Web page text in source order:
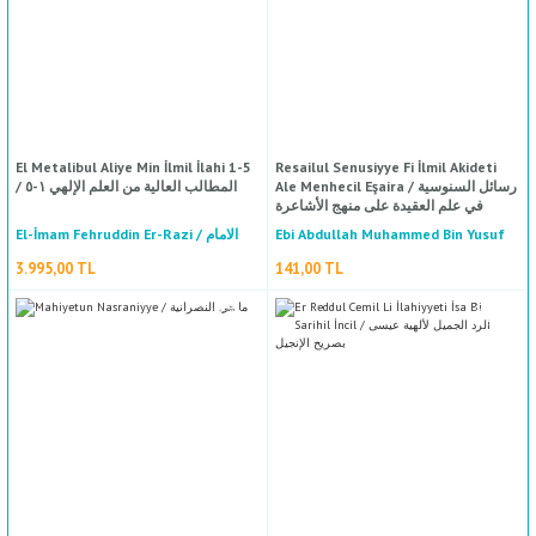
%50
indirim
El Metalibul Aliye Min İlmil İlahi 1-5
/ المطالب العالية من العلم الإلهي ١-٥
El-İmam Fehruddin Er-Razi / الامام
فخر الدين الرازي
3.995,00 TL
Resailul Senusiyye Fi İlmil Akideti
Ale Menhecil Eşaira / رسائل السنوسية
في علم العقيدة على منهج الأشاعرة
Ebi Abdullah Muhammed Bin Yusuf
Es Senusi El Tilmisani / أبي عبد الله
محمد بن يوسف السنوسي التلمساني
141,00 TL